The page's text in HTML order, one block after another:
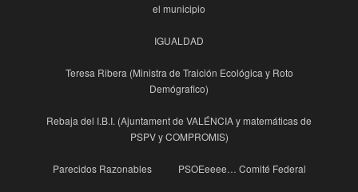
el municipio
IGUALDAD
Teresa Ribera (Ministra de Traición Ecológica y Roto
Demógrafico)
Rebaja del I.B.I. (Ajuntament de VALÉNCIA y matemáticas de
PSPV y COMPROMIS)
Parecidos Razonables PSOEeeee… Comité Federal